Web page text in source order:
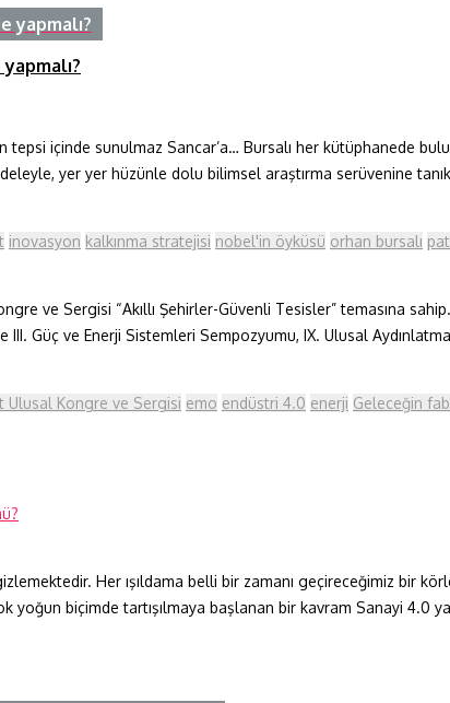
yapmalı?
tepsi içinde sunulmaz Sancar’a… Bursalı her kütüphanede
yer yer hüzünle dolu bilimsel araştırma serüvenine
inovasyon kalkınma stratejisi nobel'in öyküsü orhan bursalı
ve Sergisi “Akıllı Şehirler-Güvenli Tesisler” temasına
III. Güç ve Enerji Sistemleri Sempozyumu, IX. Ulusal
Ulusal Kongre ve Sergisi emo endüstri 4.0 enerji Geleceğin
gizlemektedir. Her ışıldama belli bir zamanı geçireceğimiz bir
yoğun biçimde tartışılmaya başlanan bir kavram Sanayi 4.0